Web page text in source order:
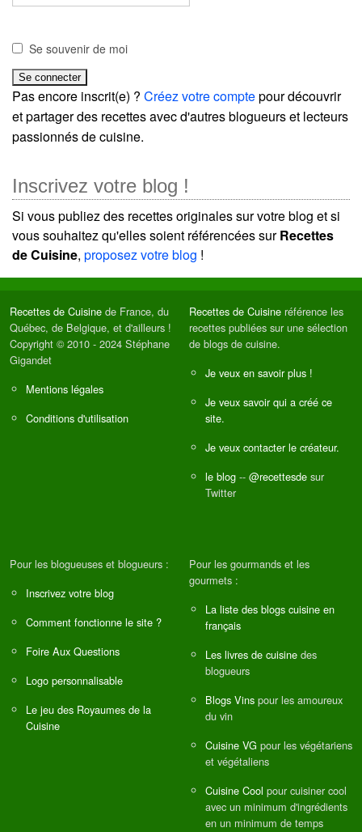
Se souvenir de moi
Pas encore inscrit(e) ? Créez votre comptepour découvrir
et partager des recettes avec d'autres blogueurs et lecteurs
passionnés de cuisine.
Inscrivez votre blog !
Si vous publiez des recettes originales sur votre blog et si
vous souhaitez qu'elles soient référencées surRecettes
de Cuisine, proposez votre blog !
Recettes de Cuisine de France, du
Québec, de Belgique, et d'ailleurs !
Copyright © 2010 - 2024 Stéphane
Gigandet
Mentions légales
Conditions d'utilisation
Recettes de Cuisine référence les
recettes publiées sur une sélection
de blogs de cuisine.
Je veux en savoir plus !
Je veux savoir qui a créé ce
site.
Je veux contacter le créateur.
le blog -- @recettesde sur
Twitter
Pour les blogueuses et blogueurs :
Inscrivez votre blog
Comment fonctionne le site ?
Foire Aux Questions
Logo personnalisable
Le jeu des Royaumes de la
Cuisine
Pour les gourmands et les
gourmets :
La liste des blogs cuisine en
français
Les livres de cuisine des
blogueurs
Blogs Vins pour les amoureux
du vin
Cuisine VG pour les végétariens
et végétaliens
Cuisine Cool pour cuisiner cool
avec un minimum d'ingrédients
en un minimum de temps